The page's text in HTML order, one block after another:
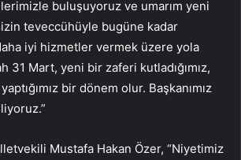
buluşuyoruz ve umarım yeni
teveccühüyle bugüne kadar
iyi hizmetler vermek üzere yola
31 Mart, yeni bir zaferi kutladığımız,
bir dönem olur. Başkanımız
Mustafa Hakan Özer, “Niyetimiz